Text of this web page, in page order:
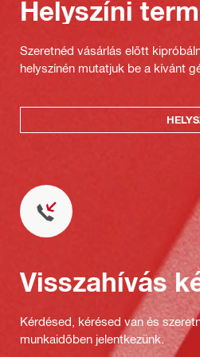
Helyszíni
Szeretnéd vásárlás előtt
helyszínén mutatjuk be a kívánt
Visszahívás
Kérdésed, kérésed van és
munkaidőben jelentkezünk.